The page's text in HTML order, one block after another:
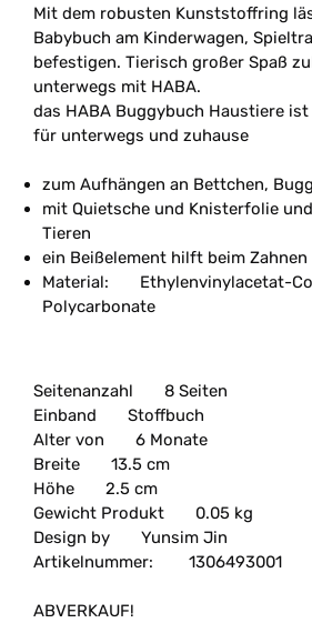
Mit dem robusten Kunststoffring
Babybuch am Kinderwagen,
befestigen. Tierisch großer Spaß
unterwegs mit HABA.
das HABA Buggybuch Haustiere
für unterwegs und zuhause
zum Aufhängen an Bettchen,
mit Quietsche und Knisterfolie
Tieren
ein Beißelement hilft beim Zahnen
Material:
Ethylenvinylacetat-
Polycarbonate
Seitenanzahl
8 Seiten
Einband
Stoffbuch
Alter von
6 Monate
Breite
13.5 cm
Höhe
2.5 cm
Gewicht Produkt
0.05 kg
Design by
Yunsim Jin
Artikelnummer:
1306493001
ABVERKAUF!